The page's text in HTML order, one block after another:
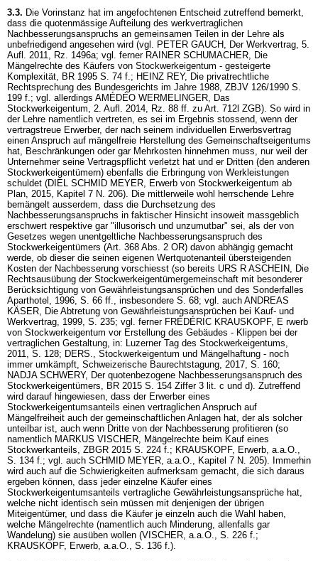
3.3. Die Vorinstanz hat im angefochtenen Entscheid zutreffend bemerkt,
dass die quotenmässige Aufteilung des werkvertraglichen
Nachbesserungsanspruchs an gemeinsamen Teilen in der Lehre als
unbefriedigend angesehen wird (vgl. PETER GAUCH, Der Werkvertrag, 5.
Aufl. 2011, Rz. 1496a; vgl. ferner RAINER SCHUMACHER, Die
Mängelrechte des Käufers von Stockwerkeigentum - gesteigerte
Komplexität, BR 1995 S. 74 f.; HEINZ REY, Die privatrechtliche
Rechtsprechung des Bundesgerichts im Jahre 1988, ZBJV 126/1990 S.
199 f.; vgl. allerdings AMÉDÉO WERMELINGER, Das
Stockwerkeigentum, 2. Aufl. 2014, Rz. 88 ff. zu Art. 712l ZGB). So wird in
der Lehre namentlich vertreten, es sei im Ergebnis stossend, wenn der
vertragstreue Erwerber, der nach seinem individuellen Erwerbsvertrag
einen Anspruch auf mängelfreie Herstellung des Gemeinschaftseigentums
hat, Beschränkungen oder gar Mehrkosten hinnehmen muss, nur weil der
Unternehmer seine Vertragspflicht verletzt hat und er Dritten (den anderen
Stockwerkeigentümern) ebenfalls die Erbringung von Werkleistungen
schuldet (DIEL SCHMID MEYER, Erwerb von Stockwerkeigentum ab
Plan, 2015, Kapitel 7 N. 206). Die mittlerweile wohl herrschende Lehre
bemängelt ausserdem, dass die Durchsetzung des
Nachbesserungsanspruchs in faktischer Hinsicht insoweit massgeblich
erschwert respektive gar "illusorisch und unzumutbar" sei, als der von
Gesetzes wegen unentgeltliche Nachbesserungsanspruch des
Stockwerkeigentümers (Art. 368 Abs. 2 OR) davon abhängig gemacht
werde, ob dieser die seinen eigenen Wertquotenanteil übersteigenden
Kosten der Nachbesserung vorschiesst (so bereits URS R ASCHEIN, Die
Rechtsausübung der Stockwerkeigentümergemeinschaft mit besonderer
Berücksichtigung von Gewährleistungsansprüchen und des Sonderfalles
Aparthotel, 1996, S. 66 ff., insbesondere S. 68; vgl. auch ANDREAS
KÄSER, Die Abtretung von Gewährleistungsansprüchen bei Kauf- und
Werkvertrag, 1999, S. 235; vgl. ferner FRÉDÉRIC KRAUSKOPF, E rwerb
von Stockwerkeigentum vor Erstellung des Gebäudes - Klippen bei der
vertraglichen Gestaltung, in: Luzerner Tag des Stockwerkeigentums,
2011, S. 128; DERS., Stockwerkeigentum und Mängelhaftung - noch
immer umkämpft, Schweizerische Baurechtstagung, 2017, S. 160;
NADJA SCHWERY, Der quotenbezogene Nachbesserungsanspruch des
Stockwerkeigentümers, BR 2015 S. 154 Ziffer 3 lit. c und d). Zutreffend
wird darauf hingewiesen, dass der Erwerber eines
Stockwerkeigentumsanteils einen vertraglichen Anspruch auf
Mängelfreiheit auch der gemeinschaftlichen Anlagen hat, der als solcher
unteilbar ist, auch wenn Dritte von der Nachbesserung profitieren (so
namentlich MARKUS VISCHER, Mängelrechte beim Kauf eines
Stockwerkanteils, ZBGR 2015 S. 224 f.; KRAUSKOPF, Erwerb, a.a.O.,
S. 134 f.; vgl. auch SCHMID MEYER, a.a.O., Kapitel 7 N. 205). Immerhin
wird auch auf die Schwierigkeiten aufmerksam gemacht, die sich daraus
ergeben können, dass jeder einzelne Käufer eines
Stockwerkeigentumsanteils vertragliche Gewährleistungsansprüche hat,
welche nicht identisch sein müssen mit denjenigen der übrigen
Miteigentümer, und dass die Käufer je einzeln auch die Wahl haben,
welche Mängelrechte (namentlich auch Minderung, allenfalls gar
Wandelung) sie ausüben wollen (VISCHER, a.a.O., S. 226 f.;
KRAUSKOPF, Erwerb, a.a.O., S. 136 f.).